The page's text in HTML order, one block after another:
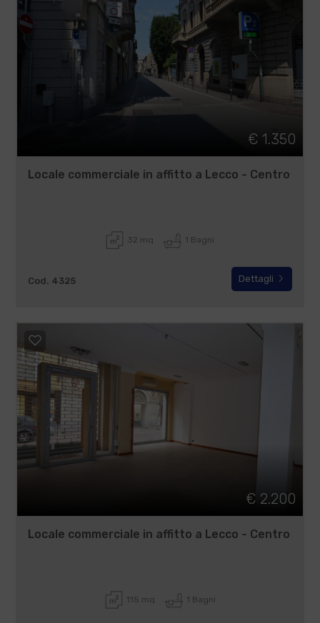
€ 1.350
Locale commerciale in affitto a Lecco - Centro
32 mq 1 Bagni
Cod. 4325 Dettagli
€ 2.200
Locale commerciale in affitto a Lecco - Centro
115 mq 1 Bagni